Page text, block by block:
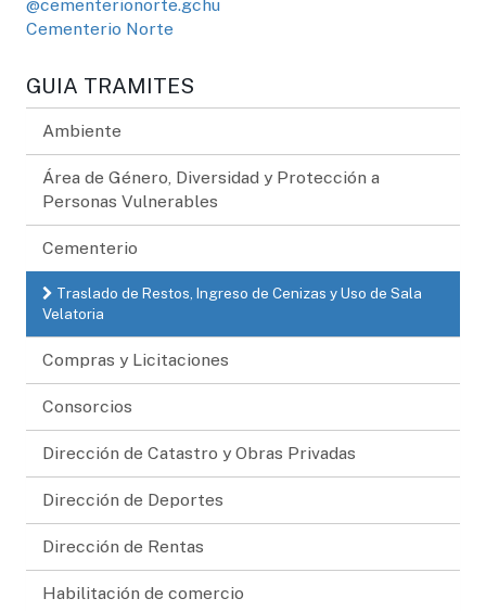
@cementerionorte.gchu
Cementerio Norte
GUIA TRAMITES
Ambiente
Área de Género, Diversidad y Protección a
Personas Vulnerables
Cementerio
Traslado de Restos, Ingreso de Cenizas y Uso de Sala
Velatoria
Compras y Licitaciones
Consorcios
Dirección de Catastro y Obras Privadas
Dirección de Deportes
Dirección de Rentas
Habilitación de comercio